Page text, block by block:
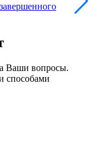
Ваши вопросы.
способами